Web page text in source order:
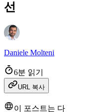
선
Daniele Molteni
6분 읽기
URL 복사
이 포스트는 다